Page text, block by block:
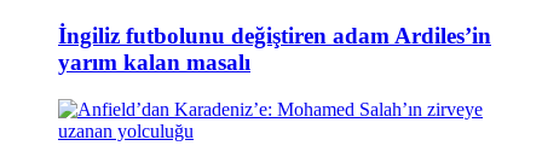
İngiliz futbolunu değiştiren adam Ardiles’in
yarım kalan masalı